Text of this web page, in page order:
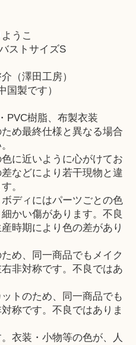
うこ
ストサイズS
（澤田工房）
国製です）
PVC樹脂、布製衣装
め最終仕様と異なる場合
に近いように心がけてお
などにより若干現物と違
。
ディにはパーツごとの色
かい傷があります。不良
時期により色の差があり
め、同一商品でもメイク
非対称です。不良ではあ
トのため、同一商品でも
称です。不良ではありま
衣装・小物等の色が、人